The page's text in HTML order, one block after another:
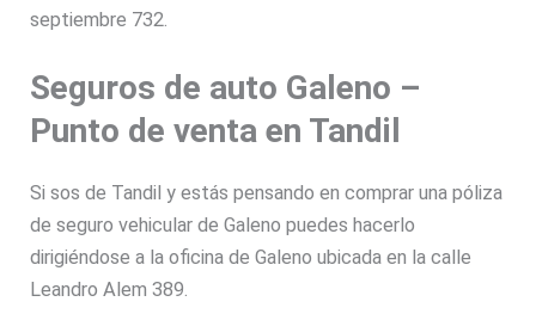
septiembre 732.
Seguros de auto Galeno –
Punto de venta en Tandil
Si sos de Tandil y estás pensando en comprar una póliza
de seguro vehicular de Galeno puedes hacerlo
dirigiéndose a la oficina de Galeno ubicada en la calle
Leandro Alem 389.